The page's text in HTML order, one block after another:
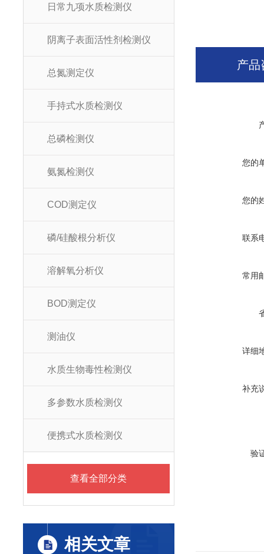
日常九项水质检测仪
阴离子表面活性剂检测仪
总氮测定仪
手持式水质检测仪
总磷检测仪
氨氮检测仪
COD测定仪
磷/硅酸根分析仪
溶解氧分析仪
BOD测定仪
测油仪
水质生物毒性检测仪
多参数水质检测仪
便携式水质检测仪
查看全部分类
相关文章
产品
您的
您的
联系
常用
详细
补充
验